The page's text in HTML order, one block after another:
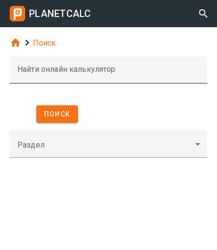
PLANETCALC 
  Поиск
Найти онлайн калькулятор
ПОИСК
Раздел